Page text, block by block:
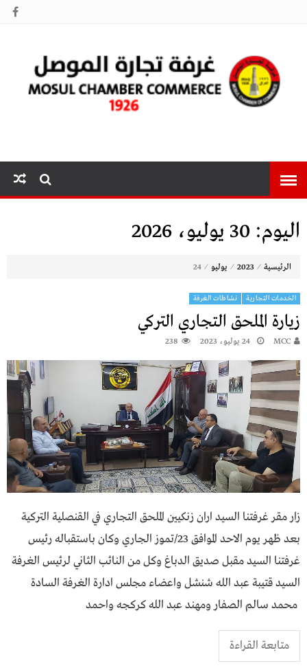
الموصل
اليوم: 30 يوليو، 2026
الرئيسية ⁄
2023
⁄ يوليو ⁄
24
الخدمات التجارية نشاطات الغرفة
زيارة الملحق التجاري التركي
MCC 24 يوليو، 2023 238
زار مقر غرفتنا السيد اران زنكيين الملحق التجاري في القنصلية التركية
بعد ظهر يوم الاحد الموافق 23/تموز الجاري وكان باستقباله رئيس
غرفتنا السيد مقبل صديق الدباغ وكل من النائب الثاني لرئيس الغرفة
السيد قتيبة عبد الله شنشل واعضاء مجلس ادارة الغرفة السادة
محمد سالم الصفار ومهند عبد الله كركجه واحمد
متابعة القراءة